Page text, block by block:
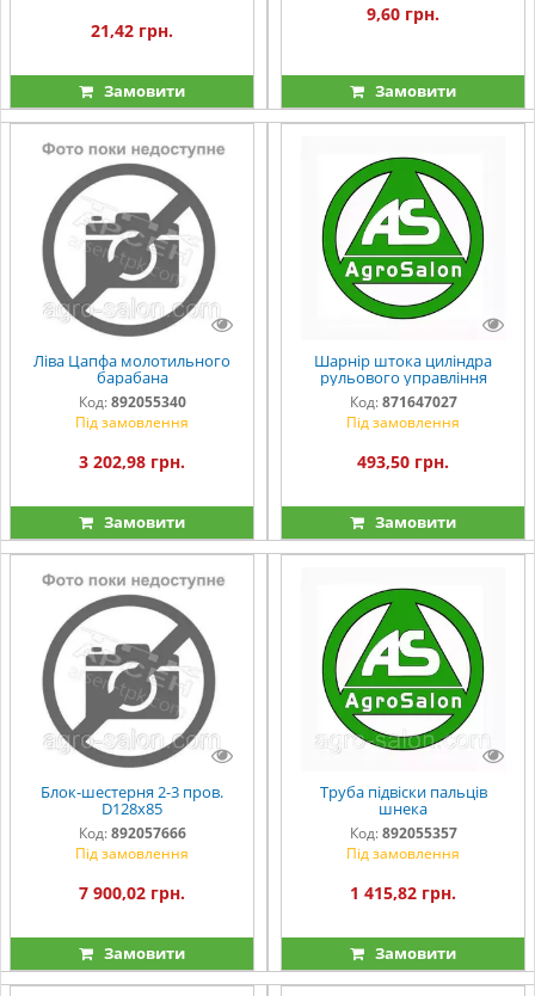
21,42 грн.
Замовити
9,60 грн.
Замовити
Ліва Цапфа молотильного
барабана
Код: 892055340
Під замовлення
3 202,98 грн.
Замовити
Шарнір штока циліндра
рульового управління
Код: 871647027
Під замовлення
493,50 грн.
Замовити
Блок-шестерня 2-3 пров.
D128х85
Код: 892057666
Під замовлення
7 900,02 грн.
Замовити
Труба підвіски пальців
шнека
Код: 892055357
Під замовлення
1 415,82 грн.
Замовити